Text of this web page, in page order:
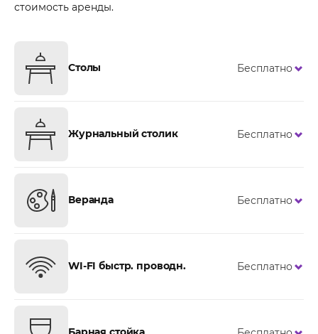
стоимость аренды.
Столы Бесплатно
Журнальный столик Бесплатно
Веранда Бесплатно
WI-FI быстр. проводн. Бесплатно